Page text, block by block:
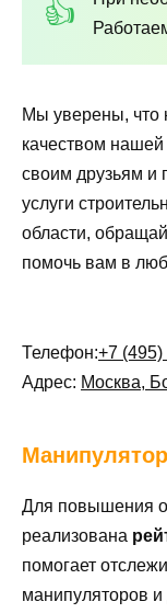
Мы уверены, что
качеством
своим друзьям и
услуги
области,
помочь вам в
Телефон:+7 (495)
Адрес: Москва,
Манипулятор
Для повышения
реализована
помогает
манипуляторов